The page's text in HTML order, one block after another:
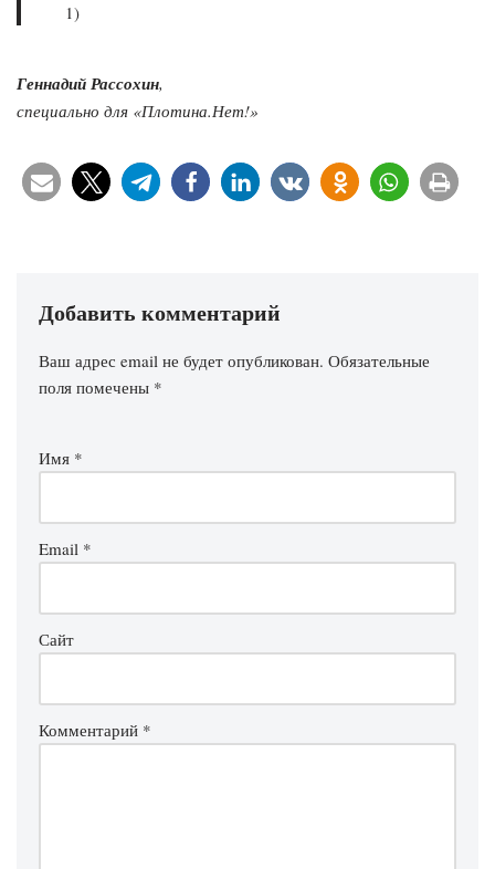
1)
Геннадий Рассохин,
специально для «Плотина.Нет!»
Добавить комментарий
Ваш адрес email не будет опубликован. Обязательные
поля помечены *
Имя *
Email *
Сайт
Комментарий *